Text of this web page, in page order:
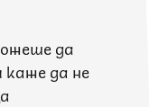
да
каже да не